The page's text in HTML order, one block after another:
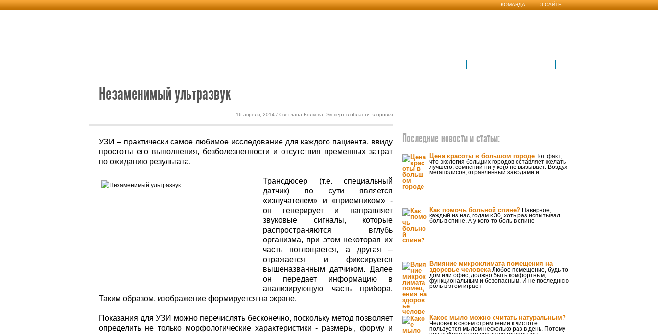
КОМАНДА О САЙТЕ
Незаменимый ультразвук
16 апреля, 2014 / Светлана Волкова, Эксперт в области здоровья
УЗИ – практически самое любимое исследование для каждого пациента, ввиду
простоты его выполнения, безболезненности и отсутствия временных затрат
по ожиданию результата.
Трансдюсер (т.е. специальный
датчик) по сути является
«излучателем» и «приемником» -
он генерирует и направляет
звуковые сигналы, которые
распространяются вглубь
организма, при этом некоторая их
часть поглощается, а другая –
отражается и фиксируется
вышеназванным датчиком. Далее
он передает информацию в
анализирующую часть прибора.
Таким образом, изображение формируется на экране.
Показания для УЗИ можно перечислять бесконечно, поскольку метод позволяет
определить не только морфологические характеристики - размеры, форму и
Последние новости и статьи:
Цена красоты в большом городе Тот факт,
что экология больших городов оставляет желать
лучшего, сомнений ни у кого не вызывает. Воздух
мегаполисов, отравленный заводами и
Как помочь больной спине? Наверное,
каждый из нас, годам к 30, хоть раз испытывал
боль в спине. А у кого-то боль в спине –
Влияние микроклимата помещения на
здоровье человекаЛюбое помещение, будь то
дом или офис, должно быть комфортным,
функциональным и безопасным. И не последнюю
роль в этом играет
Какое мыло можно считать натуральным?
Человек в своем стремлении к чистоте
пользуется мылом несколько раз в день. Потому